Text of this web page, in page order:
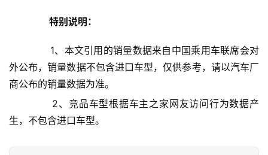
关
于
们
联
特别说明：
1、本文引用的销量数据来自中国乘用车联席会对
外公布，销量数据不包含进口车型，仅供参考，请以汽车厂
商公布的销量数据为准。
2、竞品车型根据车主之家网友访问行为数据产
生，不包含进口车型。